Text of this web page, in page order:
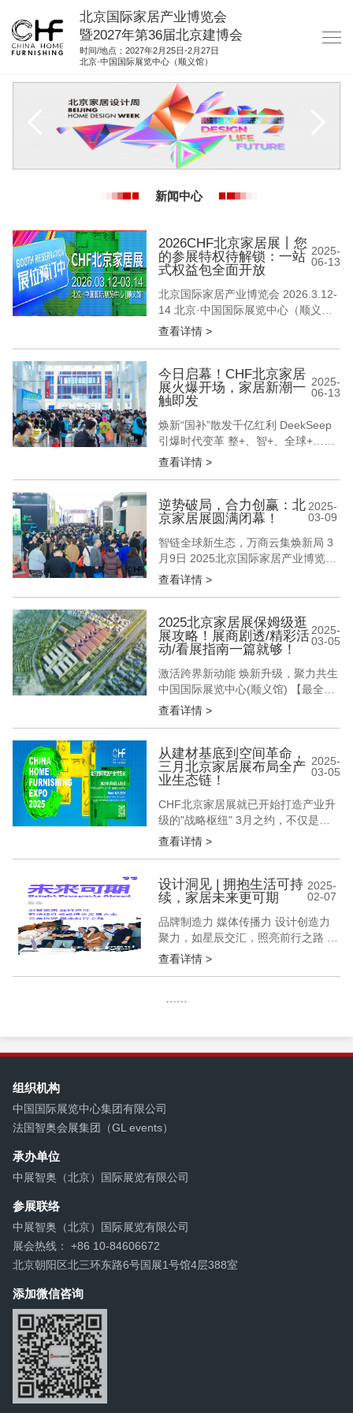
北京国际家居产业博览会
暨2027年第36届北京建博会
时间/地点：2027年2月25日-2月27日
北京·中国国际展览中心（顺义馆）
资料下载
集团展会
参展联络
新闻中心
2026CHF北京家居展丨您
的参展特权待解锁：一站
式权益包全面开放
2025-
06-13
北京国际家居产业博览会 2026.3.12-
14 北京·中国国际展览中心（顺义
馆） 当行业深陷“智能参数内卷”“概念
15万+专业采购商现场对接 数十场商
贸对接会精准匹配 在这个数据至上的
时代 我们始终坚信 真正的商业价值
始于...
查看详情 >
今日启幕！CHF北京家居
展火爆开场，家居新潮一
触即发
2025-
06-13
焕新“国补”散发千亿红利 DeekSeep
引爆时代变革 整+、智+、全球+……
3月6日，CHF北京国际家居展盛大启
点 以“链接家居新品类 激发跨界新动
能”为展会新主题 呈现一场北京为
圆、辐射全球的家居盛宴 3000+品
牌、1...
查看详情 >
逆势破局，合力创赢：北
京家居展圆满闭幕！
2025-
03-09
智链全球新生态，万商云集焕新局 3
月9日 2025北京国际家居产业博览会
圆满闭幕 从整装革命到智居生态 从
千帆竞发、百舸争流的产业交响曲 擂
响2025年家居人全力增长的新战鼓
现场新品臻品展示超万件，成为品牌
方们首发首秀新一年度产...
查看详情 >
2025北京家居展保姆级逛
展攻略！展商剧透/精彩活
动/看展指南一篇就够！
2025-
03-05
激活跨界新动能 焕新升级，聚力共生
中国国际展览中心(顺义馆) 【最全逛
展攻略】助您观展不迷路！ 观展时间
顺义区天竺空港城商务区裕翔路88号
首都国际会展中心（新国展二期） 观
众从以上任意一个登录区扫码进入展
馆 交通指南 -地铁...
查看详情 >
从建材基底到空间革命，
三月北京家居展布局全产
业生态链！
2025-
03-05
CHF北京家居展就已开始打造产业升
级的"战略枢纽" 3月之约，不仅是展
会之约 更是一场定义产业未来的"生
的完整作战沙盘 CHF北京家居展努力
通过重构"资源整合"的维度 将跨界经
销商×先锋设计师×匠心装企×优质供
应链企...
查看详情 >
设计洞见 | 拥抱生活可持
续，家居未来更可期
2025-
02-07
品牌制造力 媒体传播力 设计创造力
聚力，如星辰交汇，照亮前行之路 构
筑交流平台 深挖产品精髓 拓展市场
焦点，似浪潮席卷各个领域，深刻影
查看详情 >
组织机构
中国国际展览中心集团有限公司
法国智奥会展集团（GL events）
承办单位
中展智奥（北京）国际展览有限公司
参展联络
中展智奥（北京）国际展览有限公司
展会热线： +86 10-84606672
北京朝阳区北三环东路6号国展1号馆4层388室
添加微信咨询